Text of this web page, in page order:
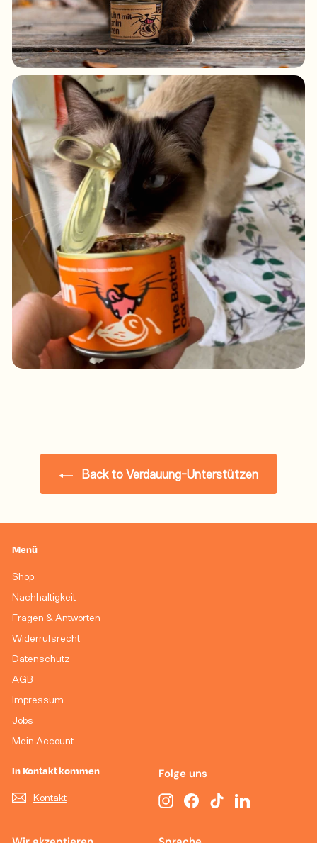
Back to Verdauung-Unterstützen
Menü
Shop
Nachhaltigkeit
Fragen & Antworten
Widerrufsrecht
Datenschutz
AGB
Impressum
Jobs
Mein Account
In Kontakt kommen
Kontakt
Folge uns
InstagramFacebookTikTokLinkedIn